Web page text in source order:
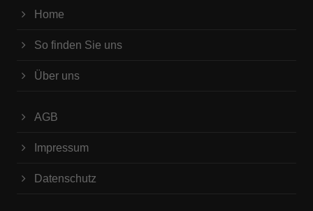
Home
So finden Sie uns
Über uns
AGB
Impressum
Datenschutz